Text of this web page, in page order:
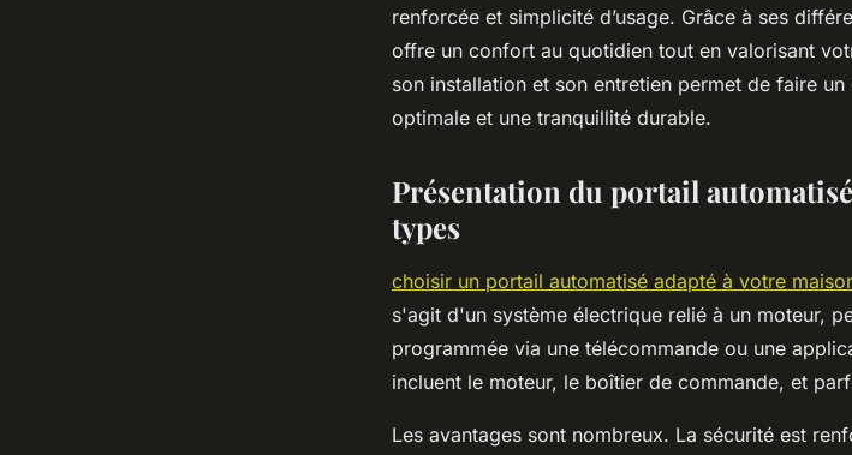
renforcée et simplicité d’usage. Grâce à ses
offre un confort au quotidien tout en valorisant
son installation et son entretien permet de faire
optimale et une tranquillité durable.
Présentation du portail
types
choisir un portail automatisé adapté à votre
s'agit d'un système électrique relié à un moteur,
programmée via une télécommande ou une
incluent le moteur, le boîtier de commande, et
Les avantages sont nombreux. La sécurité est